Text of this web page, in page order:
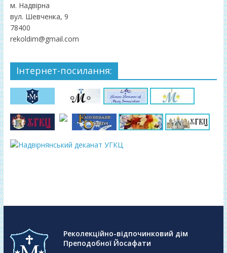
м. Надвірна
вул. Шевченка, 9
78400
rekoldim@gmail.com
Інтернет-посилання:
Реколекційно-відпочинковий дім
Преподобної Йосафати